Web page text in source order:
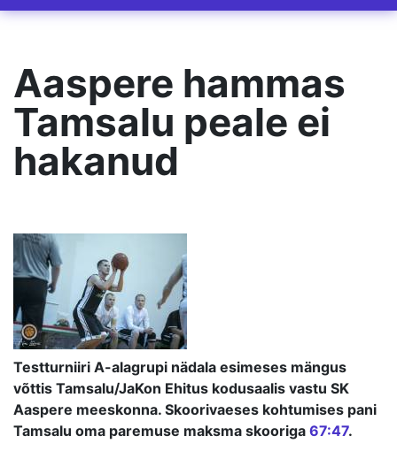
Aaspere hammas
Tamsalu peale ei
hakanud
Testturniiri A-alagrupi nädala esimeses mängus
võttis Tamsalu/JaKon Ehitus kodusaalis vastu SK
Aaspere meeskonna. Skoorivaeses kohtumises pani
Tamsalu oma paremuse maksma skooriga 67:47.